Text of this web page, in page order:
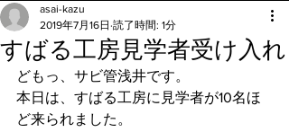
すばる工房見学者受け入れ
asai-kazu
2019年7月16日 読了時間: 1分
どもっ、サビ管浅井です。
本日は、すばる工房に見学者が10名ほ
ど来られました。